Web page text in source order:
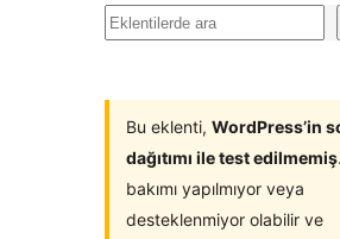
Eklentilerde
Bu eklenti, WordPress’in
dağıtımı ile test edilmemiş
bakımı yapılmıyor veya
desteklenmiyor olabilir ve